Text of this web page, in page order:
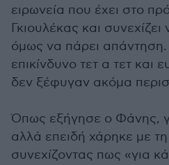
ειρωνεία που έχει στο
Γκιουλέκας και
όμως να πάρει απάντηση.
επικίνδυνο τετ α τετ και
δεν ξέφυγαν ακόμα
Όπως εξήγησε ο Φάνης,
αλλά επειδή χάρηκε με τη
συνεχίζοντας πως «για